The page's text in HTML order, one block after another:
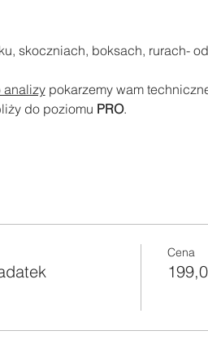
skoczniach, boksach, rurach-
analizy pokarzemy wam
do poziomu PRO.
Cena